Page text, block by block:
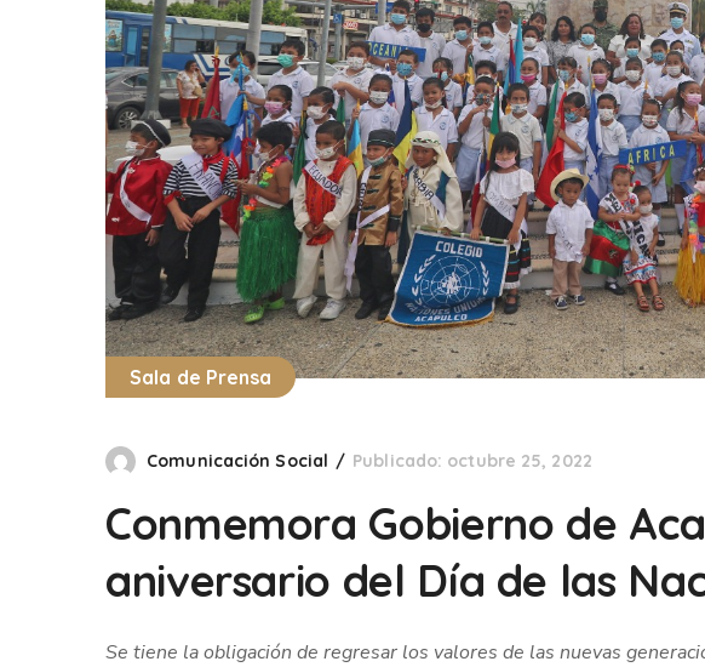
Sala de Prensa
Comunicación Social Publicado: octubre 25, 2022
Conmemora Gobierno de
aniversario del Día de las
Se tiene la obligación de regresar los valores de las nuevas